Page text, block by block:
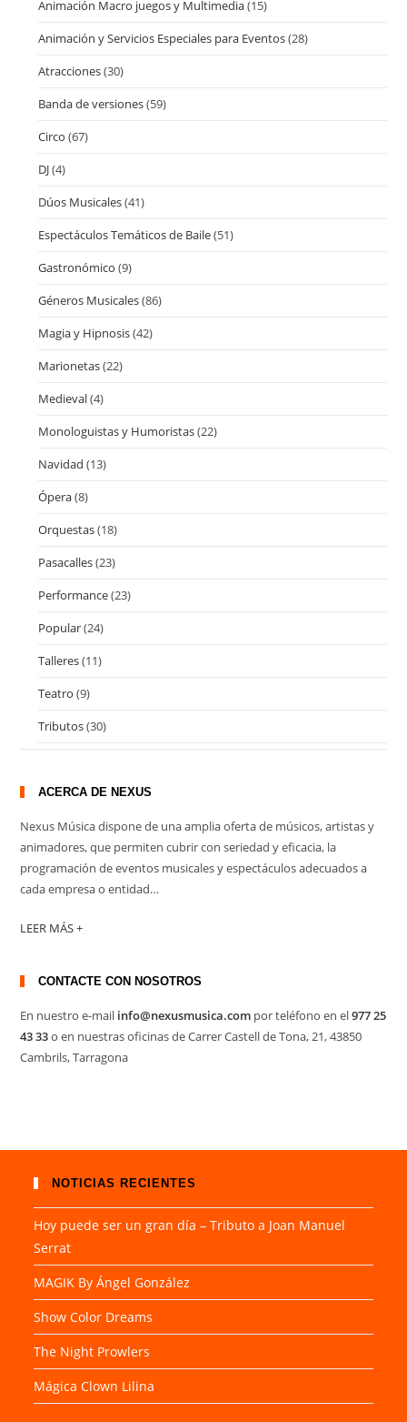
Animación Macro juegos y Multimedia(15)
Animación y Servicios Especiales para Eventos(28)
Atracciones(30)
Banda de versiones(59)
Circo (67)
DJ(4)
Dúos Musicales(41)
Espectáculos Temáticos de Baile(51)
Gastronómico (9)
Géneros Musicales(86)
Magia y Hipnosis(42)
Marionetas(22)
Medieval(4)
Monologuistas y Humoristas(22)
Navidad (13)
Ópera(8)
Orquestas(18)
Pasacalles(23)
Performance(23)
Popular(24)
Talleres(11)
Teatro (9)
Tributos(30)
ACERCA DE NEXUS
Nexus Música dispone de una amplia oferta de músicos, artistas y
animadores, que permiten cubrir con seriedad y eficacia, la
programación de eventos musicales y espectáculos adecuados a
cada empresa o entidad…
LEER MÁS +
CONTACTE CON NOSOTROS
En nuestro e-mail info@nexusmusica.com por teléfono en el977 25
43 33o en nuestras oficinas de Carrer Castell de Tona, 21, 43850
Cambrils, Tarragona
NOTICIAS RECIENTES
Hoy puede ser un gran día – Tributo a Joan Manuel
Serrat
MAGIK By Ángel González
Show Color Dreams
The Night Prowlers
Mágica Clown Lilina